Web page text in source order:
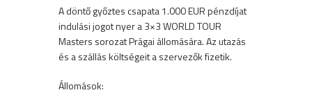
A döntő győztes csapata 1.000 EUR pénzdíjat
indulási jogot nyer a 3×3 WORLD TOUR
Masters sorozat Prágai állomására. Az utazás
és a szállás költségeit a szervezők fizetik.
Állomások: